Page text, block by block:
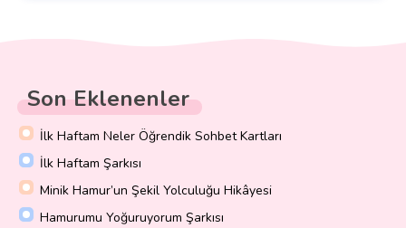
Son Eklenenler
İlk Haftam Neler Öğrendik Sohbet Kartları
İlk Haftam Şarkısı
Minik Hamur’un Şekil Yolculuğu Hikâyesi
Hamurumu Yoğuruyorum Şarkısı